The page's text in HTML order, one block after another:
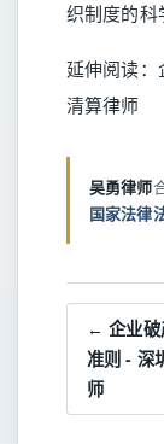
织制度的科
延伸阅读：
清算律师
吴勇律师
国家法律
← 企业破
准则 - 深
师